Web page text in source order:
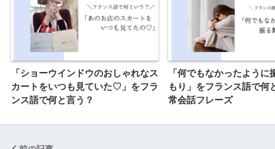
「ショーウインドウのおしゃれなス
カートをいつも見ていた♡」をフラ
ンス語で何と言う？
「何でもなかったように
もり」をフランス語で何
常会話フレーズ